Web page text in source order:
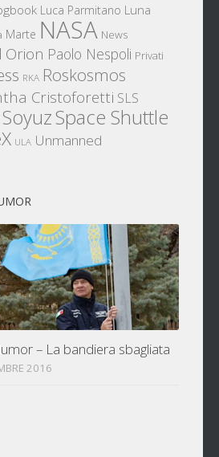
Luca Parmitano Luna
Marte NASA News
Orion Paolo Nespoli Privati
RKA Roskosmos
Cristoforetti SLS
SoyuzSpace Shuttle
ULA Unmanned
– La bandiera sbagliata
2016